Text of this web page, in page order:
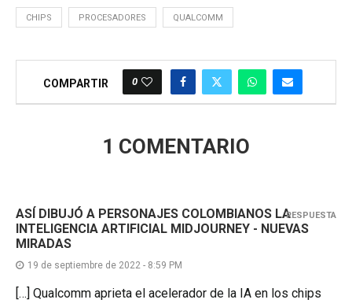
CHIPS PROCESADORES QUALCOMM
COMPARTIR 0
1 COMENTARIO
ASÍ DIBUJÓ A PERSONAJES COLOMBIANOS LA
INTELIGENCIA ARTIFICIAL MIDJOURNEY - NUEVAS
MIRADAS
19 de septiembre de 2022 - 8:59 PM
[…] Qualcomm aprieta el acelerador de la IA en los chips
RESPUESTA